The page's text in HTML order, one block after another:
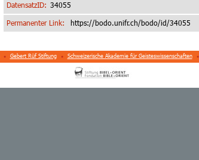
DatensatzID: 34055
Permanenter Link: https://bodo.unifr.ch/bodo/id/34055
Gebert Rüf Stiftung Schweizerische Akademie für Geisteswissenschaften